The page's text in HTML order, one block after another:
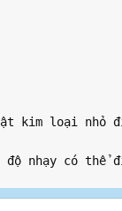
kim loại nhỏ
nhạy có thể